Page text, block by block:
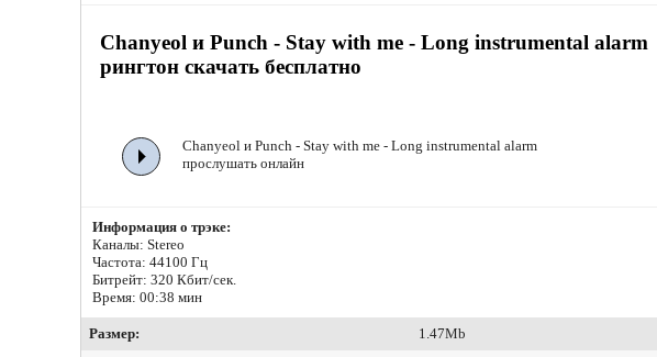
Chanyeol и Punch - Stay with me - Long instrumental alarm
рингтон скачать бесплатно
Chanyeol и Punch - Stay with me - Long instrumental alarm
прослушать онлайн
Информация о трэке:
Каналы: Stereo
Частота: 44100 Гц
Битрейт: 320 Кбит/сек.
Время: 00:38 мин
Размер:
1.47Mb